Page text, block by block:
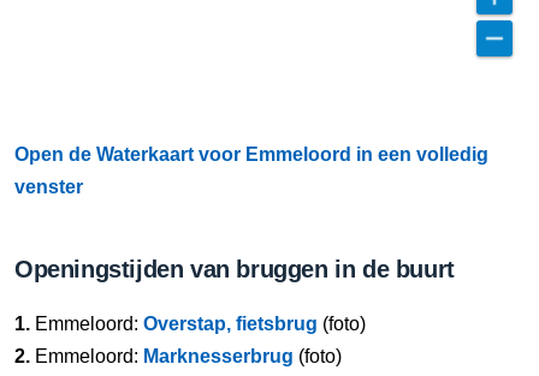
Open de Waterkaart voor Emmeloord in een volledig
venster
Openingstijden van bruggen in de buurt
1. Emmeloord: Overstap, fietsbrug (foto)
2. Emmeloord: Marknesserbrug (foto)